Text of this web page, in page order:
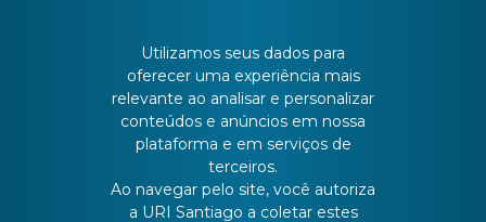
Batista Bonoto Sobrinho, 733
Utilizamos seus dados para
oferecer uma experiência mais
relevante ao analisar e personalizar
conteúdos e anúncios em nossa
plataforma e em serviços de
terceiros.
Ao navegar pelo site, você autoriza
a URI Santiago a coletar estes